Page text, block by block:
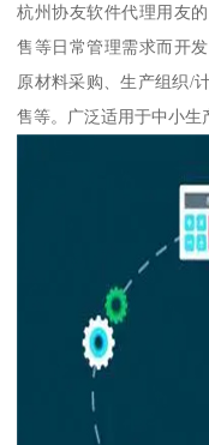
杭州协友软件代理用友
售等日常管理需求而开
原材料采购、生产组织/
售等。广泛适用于中小生